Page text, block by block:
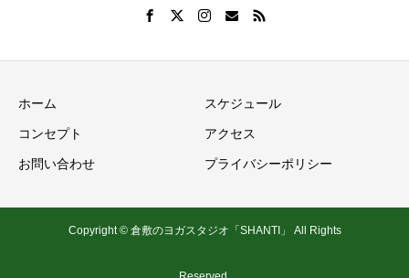
ホーム スケジュール
コンセプト アクセス
お問い合わせ プライバシーポリシー
Copyright © 倉敷のヨガスタジオ「SHANTI」 All Rights